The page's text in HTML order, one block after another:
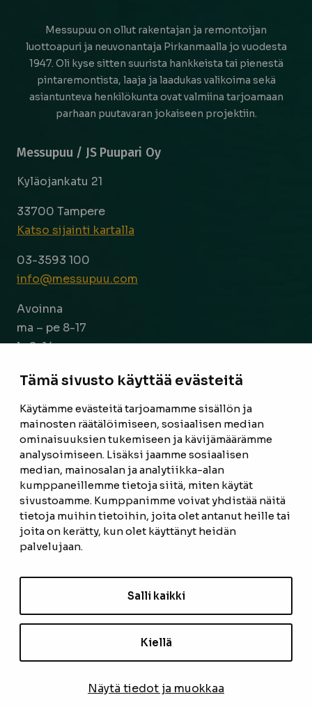
Tämä sivusto käyttää evästeitä
Käytämme evästeitä tarjoamamme sisällön ja
mainosten räätälöimiseen, sosiaalisen median
ominaisuuksien tukemiseen ja kävijämäärämme
analysoimiseen. Lisäksi jaamme sosiaalisen
median, mainosalan ja analytiikka-alan
kumppaneillemme tietoja siitä, miten käytät
sivustoamme. Kumppanimme voivat yhdistää näitä
tietoja muihin tietoihin, joita olet antanut heille tai
joita on kerätty, kun olet käyttänyt heidän
palvelujaan.
Salli kaikki
Kiellä
Näytä tiedot ja muokkaa
Messupuu on ollut rakentajan ja remontoijan
luottoapuri ja neuvonantaja Pirkanmaalla jo vuodesta
1947. Oli kyse sitten suurista hankkeista tai pienestä
pintaremontista, laaja ja laadukas valikoima sekä
asiantunteva henkilökunta ovat valmiina tarjoamaan
parhaan puutavaran jokaiseen projektiin.
Messupuu / JS Puupari Oy
Kyläojankatu 21
33700 Tampere
Katso sijainti kartalla
03-3593 100
info@messupuu.com
Avoinna
ma – pe 8-17
la 9-14
FacebookInstagram
ETUSIVU
TUOTTEET
REFERENSSIT
OTA YHTEYTTÄ
TIETOSUOJASELOSTE